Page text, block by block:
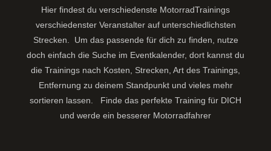
Hier findest du verschiedenste MotorradTrainings
verschiedenster Veranstalter auf unterschiedlichsten
Strecken. Um das passende für dich zu finden, nutze
doch einfach die Suche im Eventkalender, dort kannst du
die Trainings nach Kosten, Strecken, Art des Trainings,
Entfernung zu deinem Standpunkt und vieles mehr
sortieren lassen. Finde das perfekte Training für DICH
und werde ein besserer Motorradfahrer